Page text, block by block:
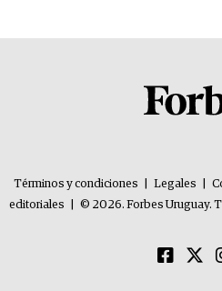
Términos y condiciones Legales
editoriales
© 2026. Forbes Uruguay.